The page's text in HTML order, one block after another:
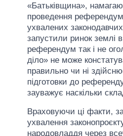
«Батьківщина»,
проведення
ухвалених законодавчих
запустили ринок землі
референдум так і не
діло» не може
правильно чи ні
підготовки до
зауважує наскільки
Враховуючи ці факти,
ухвалення
народовладдя через